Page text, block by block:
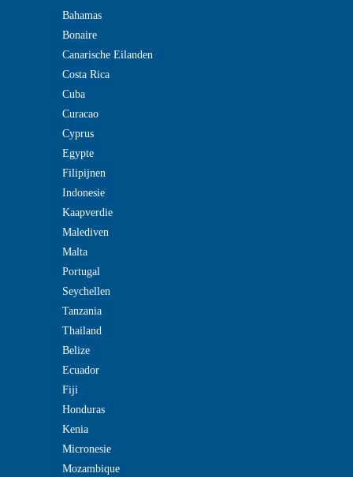
Bahamas
Bonaire
Canarische Eilanden
Costa Rica
Cuba
Curacao
Cyprus
Egypte
Filipijnen
Indonesie
Kaapverdie
Malediven
Malta
Portugal
Seychellen
Tanzania
Thailand
Belize
Ecuador
Fiji
Honduras
Kenia
Micronesie
Mozambique